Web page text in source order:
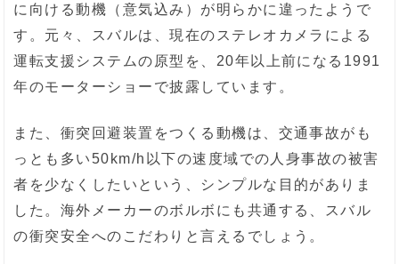
に向ける動機（意気込み）が明らかに違ったようで
す。元々、スバルは、現在のステレオカメラによる
運転支援システムの原型を、20年以上前になる1991
年のモーターショーで披露しています。
また、衝突回避装置をつくる動機は、交通事故がも
っとも多い50km/h以下の速度域での人身事故の被害
者を少なくしたいという、シンプルな目的がありま
した。海外メーカーのボルボにも共通する、スバル
の衝突安全へのこだわりと言えるでしょう。